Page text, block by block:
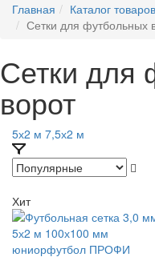
Главная Каталог товаров
Сетки для футбольных
Сетки для
ворот
5х2 м 7,5х2 м
Хит